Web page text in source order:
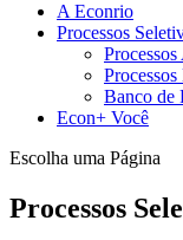
A Econrio
Processos
Banco de
Econ+ Você
Escolha uma Página
Processos